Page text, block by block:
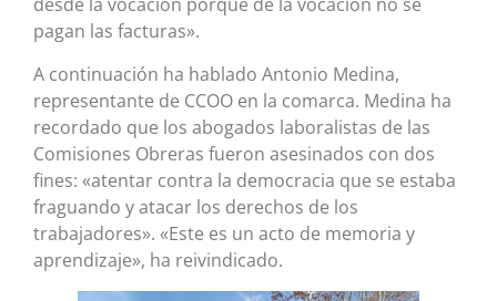
desde la vocación porque de la vocación no se
pagan las facturas».
A continuación ha hablado Antonio Medina,
representante de CCOO en la comarca. Medina ha
recordado que los abogados laboralistas de las
Comisiones Obreras fueron asesinados con dos
fines: «atentar contra la democracia que se estaba
fraguando y atacar los derechos de los
trabajadores». «Este es un acto de memoria y
aprendizaje», ha reivindicado.